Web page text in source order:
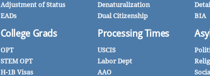
Adjustment of Status
EADs
College Grads
OPT
STEM OPT
H-1B Visas
Denaturalization
Dual Citizenship
Processing Times
USCIS
Labor Dept
AAO
BIA